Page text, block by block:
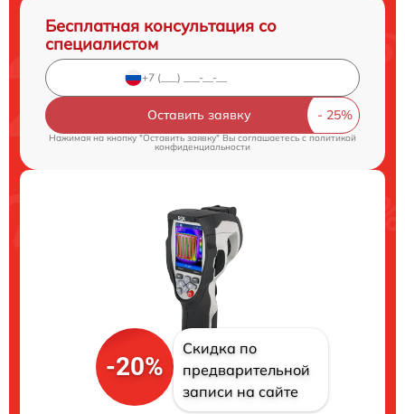
Бесплатная консультация со
специалистом
Оставить заявку
Нажимая на кнопку "Оставить заявку" Вы соглашаетесь cполитикой
конфиденциальности
-20%
Скидка по
предварительной
записи на сайте